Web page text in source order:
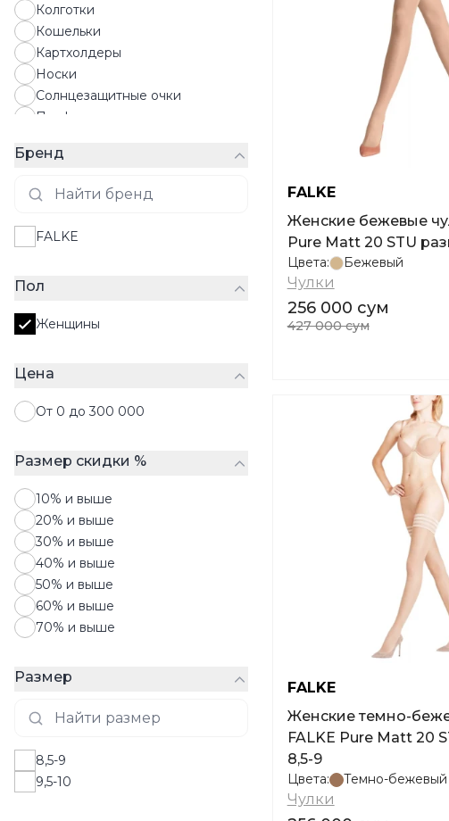
Колготки
Кошельки
Картхолдеры
Носки
Солнцезащитные очки
Парфюмы
Платки
Рюкзаки
Чулки
Шарфы
Бренд
FALKE
Пол
Женщины
Цена
От 0 до 300 000
Размер скидки %
10% и выше
20% и выше
30% и выше
40% и выше
50% и выше
60% и выше
70% и выше
Размер
8,5-9
9,5-10
FALKE
Женские бежевые
Pure Matt 20 STU
Цвета: Бежевый
Чулки
256 000 сум
427 000 сум
FALKE
Женские темно-
FALKE Pure Matt 20
8,5-9
Цвета: Темно-бежевый
Чулки